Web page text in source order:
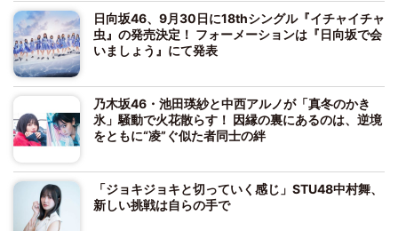
日向坂46、9月30日に18thシングル『イチャイチャ
虫』の発売決定！ フォーメーションは『日向坂で会
いましょう』にて発表
乃木坂46・池田瑛紗と中西アルノが「真冬のかき
氷」騒動で火花散らす！ 因縁の裏にあるのは、逆境
をともに“凌”ぐ似た者同士の絆
「ジョキジョキと切っていく感じ」STU48中村舞、
新しい挑戦は自らの手で